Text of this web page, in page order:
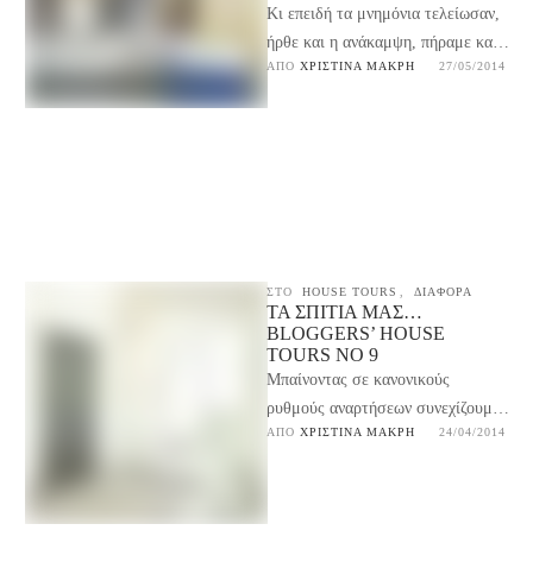
Κι επειδή τα μνημόνια τελείωσαν,
ήρθε και η ανάκαμψη, πήραμε και
επίδομα και πλουτίσαμε τι μας
ΑΠΌ ΧΡΙΣΤΊΝΑ ΜΑΚΡΉ 27/05/2014
ΣΤΟ HOUSE TOURS ΔΙΑΦΟΡΑ
ΤΑ ΣΠΊΤΙΑ ΜΑΣ…
BLOGGERS’ HOUSE
TOURS NO 9
Μπαίνοντας σε κανονικούς
ρυθμούς αναρτήσεων συνεχίζουμε
την βόλτα μας στα blogσπίτια και
ΑΠΌ ΧΡΙΣΤΊΝΑ ΜΑΚΡΉ 24/04/2014